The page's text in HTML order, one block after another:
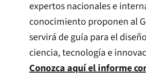
expertos nacionales e
conocimiento proponen al
servirá de guía para el
ciencia, tecnología e
Conozca aquí el informe